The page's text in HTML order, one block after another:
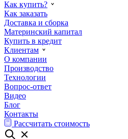
Как купить?
Как заказать
Доставка и сборка
Материнский капитал
Купить в кредит
Клиентам
О компании
Производство
Технологии
Вопрос-ответ
Видео
Блог
Контакты
Рассчитать стоимость